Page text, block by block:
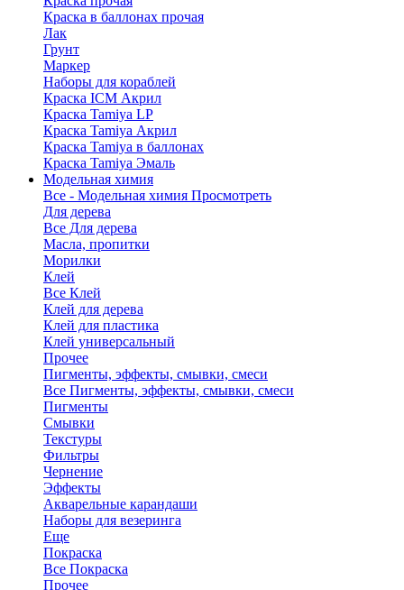
Краска в баллонах прочая
Лак
Грунт
Маркер
Наборы для кораблей
Краска ICM Акрил
Краска Tamiya LP
Краска Tamiya Акрил
Краска Tamiya в баллонах
Краска Tamiya Эмаль
Модельная химия
Все - Модельная химия Просмотреть
Для дерева
Все Для дерева
Масла, пропитки
Морилки
Клей
Все Клей
Клей для дерева
Клей для пластика
Клей универсальный
Прочее
Пигменты, эффекты, смывки, смеси
Все Пигменты, эффекты, смывки, смеси
Пигменты
Смывки
Текстуры
Фильтры
Чернение
Эффекты
Акварельные карандаши
Наборы для везеринга
Еще
Покраска
Все Покраска
Прочее